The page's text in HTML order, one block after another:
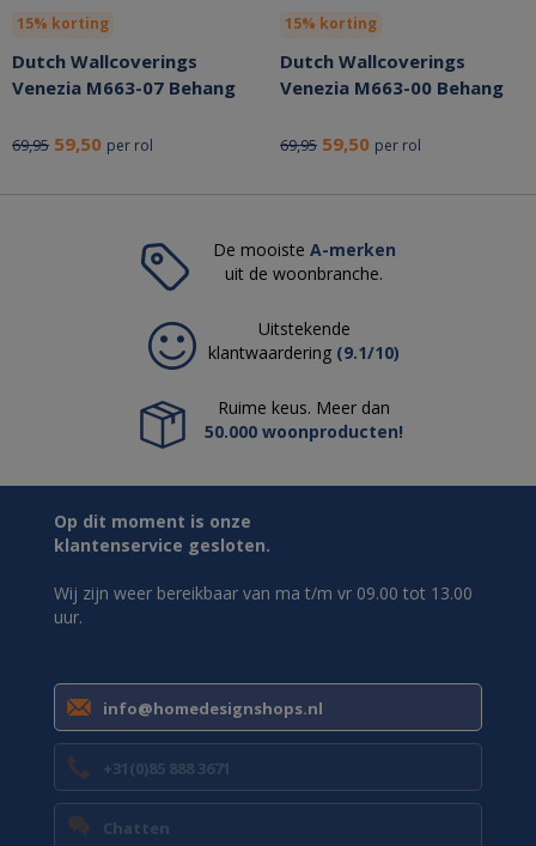
15% korting
Dutch Wallcoverings
Venezia M663-07 Behang
69,95 59,50 per rol
15% korting
Dutch Wallcoverings
Venezia M663-00 Behang
69,95 59,50 per rol
De mooiste A-merken
uit de woonbranche.
Uitstekende
klantwaardering (9.1/10)
Ruime keus. Meer dan
50.000 woonproducten!
Op dit moment is onze
klantenservice gesloten.
Wij zijn weer bereikbaar van ma t/m vr 09.00 tot 13.00
uur.
info@homedesignshops.nl
+31(0)85 888 3671
Chatten